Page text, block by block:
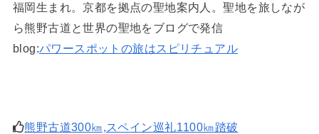
福岡生まれ。京都を拠点の聖地案内人。聖地を旅しなが
ら熊野古道と世界の聖地をブログで発信
blog:パワースポットの旅はスピリチュアル
熊野古道300㎞,スペイン巡礼1100㎞踏破